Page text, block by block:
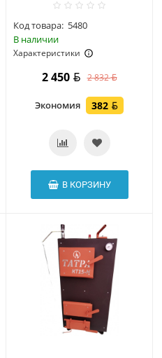
Код товара: 5480
В наличии
Характеристики
2 450 2 832
Экономия 382
В КОРЗИНУ